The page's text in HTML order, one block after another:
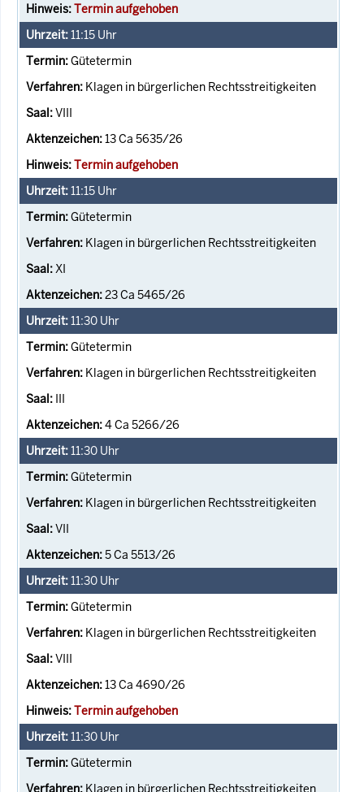
Termin aufgehoben
11:15 Uhr
Gütetermin
Klagen in bürgerlichen Rechtsstreitigkeiten
VIII
13 Ca 5635/26
Termin aufgehoben
11:15 Uhr
Gütetermin
Klagen in bürgerlichen Rechtsstreitigkeiten
XI
23 Ca 5465/26
11:30 Uhr
Gütetermin
Klagen in bürgerlichen Rechtsstreitigkeiten
III
4 Ca 5266/26
11:30 Uhr
Gütetermin
Klagen in bürgerlichen Rechtsstreitigkeiten
VII
5 Ca 5513/26
11:30 Uhr
Gütetermin
Klagen in bürgerlichen Rechtsstreitigkeiten
VIII
13 Ca 4690/26
Termin aufgehoben
11:30 Uhr
Gütetermin
Klagen in bürgerlichen Rechtsstreitigkeiten